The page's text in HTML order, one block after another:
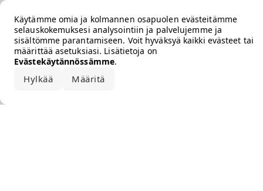
Käytämme omia ja kolmannen osapuolen evästeitämme
selauskokemuksesi analysointiin ja palvelujemme ja
sisältömme parantamiseen. Voit hyväksyä kaikki evästeet tai
määrittää asetuksiasi. Lisätietoja on
Evästekäytännössämme.
Hylkää Määritä
Error loading the brand